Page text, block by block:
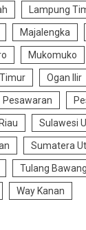
Lampung
Majalengka
Mukomuko
Ogan Ilir
Pesawaran
Riau Sulawesi
Sumatera
Tulang
Way Kanan